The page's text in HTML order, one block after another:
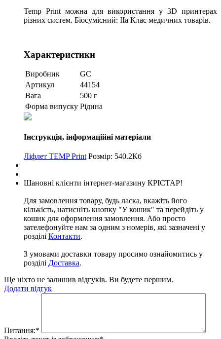
Temp Print можна для використання у 3D принтерах
різних систем. Біосумісний: IIa Клас медичних товарів.
Характеристики
Виробник
GC
Артикул
44154
Вага
500 г
Форма випуску Рідина
Інструкція, інформаційні матеріали
Ліфлет TEMP Print Розмір: 540.2Кб
Шановні клієнти інтернет-магазину КРІСТАР!
Для замовлення товару, будь ласка, вкажіть його
кількість, натисніть кнопку "У кошик" та перейдіть у
кошик для оформлення замовлення. Або просто
зателефонуйте нам за одним з номерів, які зазначені у
розділі Контакти.
З умовами доставки товару просимо ознайомитись у
розділі Доставка.
Ще ніхто не залишив відгуків. Ви будете першим.
Додати відгук
Питання:*